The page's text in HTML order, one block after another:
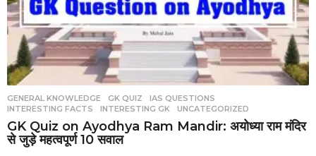
GENERAL KNOWLEDGE ,GK QUIZ ,IAS QUESTIONS
INTERESTING FACTS
,INTERESTING GK ,UNCATEGORIZED
GK Quiz on Ayodhya Ram Mandir: अयोध्या राम मंदिर
से जुड़े महत्वपूर्ण 10 सवाल